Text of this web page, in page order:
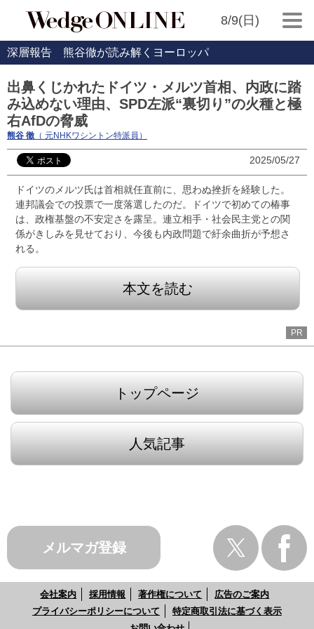
8/9(日)
深層報告 熊谷徹が読み解くヨーロッパ
出鼻くじかれたドイツ・メルツ首相、内政に踏
み込めない理由、SPD左派“裏切り”の火種と極
右AfDの脅威
熊谷 徹 （ 元NHKワシントン特派員）
2025/05/27
ドイツのメルツ氏は首相就任直前に、思わぬ挫折を経験した。
連邦議会での投票で一度落選したのだ。ドイツで初めての椿事
は、政権基盤の不安定さを露呈。連立相手・社会民主党との関
係がきしみを見せており、今後も内政問題で紆余曲折が予想さ
れる。
本文を読む
PR
トップページ
人気記事
メルマガ登録
会社案内 採用情報 著作権について
広告のご案内
プライバシーポリシーについて
特定商取引法に基づく表示